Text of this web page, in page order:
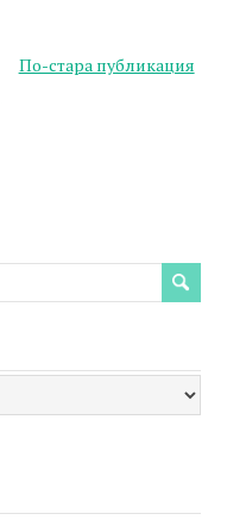
По-стара публикация